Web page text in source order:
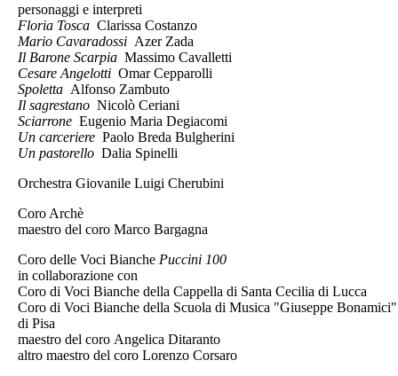
personaggi e interpreti
Floria Tosca Clarissa Costanzo
Mario Cavaradossi Azer Zada
Il Barone Scarpia Massimo Cavalletti
Cesare Angelotti Omar Cepparolli
Spoletta Alfonso Zambuto
Il sagrestano Nicolò Ceriani
Sciarrone Eugenio Maria Degiacomi
Un carceriere Paolo Breda Bulgherini
Un pastorello Dalia Spinelli
Orchestra Giovanile Luigi Cherubini
Coro Archè
maestro del coro Marco Bargagna
Coro delle Voci Bianche Puccini 100
in collaborazione con
Coro di Voci Bianche della Cappella di Santa Cecilia di Lucca
Coro di Voci Bianche della Scuola di Musica "Giuseppe Bonamici"
di Pisa
maestro del coro Angelica Ditaranto
altro maestro del coro Lorenzo Corsaro